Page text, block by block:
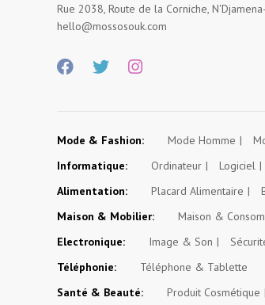
Rue 2038, Route de la Corniche,
hello@mossosouk.com
Mode & Fashion: Mode Homme
Informatique:
Ordinateur Logiciel
Alimentation:
Placard Alimentaire
Maison & Mobilier:
Maison &
Electronique:
Image & Son
Téléphonie:
Téléphone & Tablette
Santé & Beauté:
Produit Cosmétique